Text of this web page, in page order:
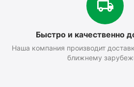
Быстро и качественно
Наша компания производит
ближнему